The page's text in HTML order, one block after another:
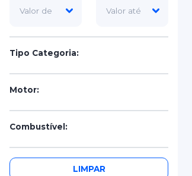
Tipo Categoria:
Motor:
Combustível:
Portas:
LIMPAR